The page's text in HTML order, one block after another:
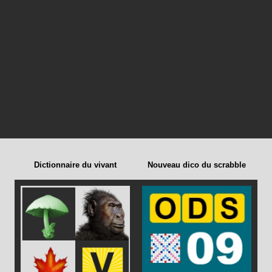
Dictionnaire du vivant Nouveau dico du scrabble